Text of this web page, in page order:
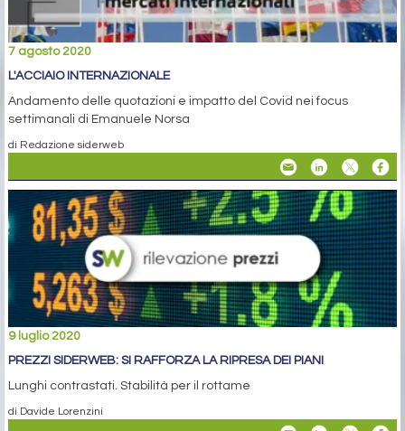
7 agosto 2020
L'ACCIAIO INTERNAZIONALE
Andamento delle quotazioni e impatto del Covid nei focus
settimanali di Emanuele Norsa
di Redazione siderweb
9 luglio 2020
PREZZI SIDERWEB: SI RAFFORZA LA RIPRESA DEI PIANI
Lunghi contrastati. Stabilità per il rottame
di Davide Lorenzini